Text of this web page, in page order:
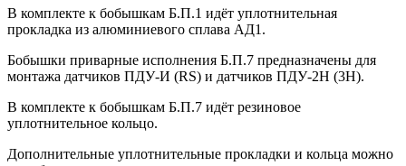
В комплекте к бобышкам Б.П.1 идёт уплотнительная
прокладка из алюминиевого сплава АД1.
Бобышки приварные исполнения Б.П.7 предназначены для
монтажа датчиков ПДУ-И (RS) и датчиков ПДУ-2Н (3Н).
В комплекте к бобышкам Б.П.7 идёт резиновое
уплотнительное кольцо.
Дополнительные уплотнительные прокладки и кольца можно